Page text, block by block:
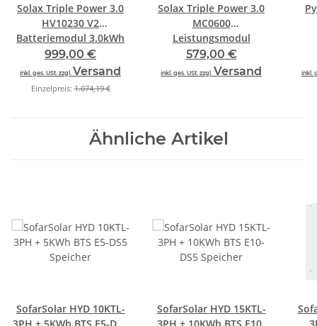
Solax Triple Power 3.0
HV10230 V2
Batteriemodul 3.0kWh
999,00 €
inkl. ges. USt. zzgl. Versand
Einzelpreis:1.074,19 €
Solax Triple Power 3.0
MC0600
Leistungsmodul
579,00 €
inkl. ges. USt. zzgl. Versand inkl.
Ähnliche Artikel
SofarSolar HYD 10KTL-
SofarSolar HYD 15KTL-